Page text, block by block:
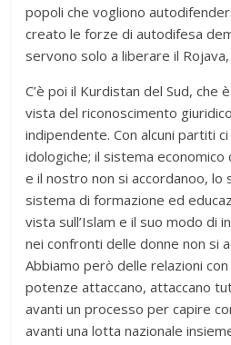
popoli che vogliono
creato le forze di autodifesa
servono solo a liberare il
C’è poi il Kurdistan del Sud, che
vista del riconoscimento
indipendente. Con alcuni partiti
idologiche; il sistema
e il nostro non si accordanoo, lo
sistema di formazione ed
vista sull’Islam e il suo modo di
nei confronti delle donne non si
Abbiamo però delle relazioni
potenze attaccano, attaccano
avanti un processo per capire
avanti una lotta nazionale